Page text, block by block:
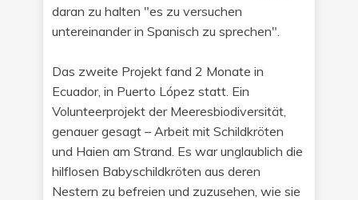
daran zu halten "es zu versuchen
untereinander in Spanisch zu sprechen".
Das zweite Projekt fand 2 Monate in
Ecuador, in Puerto López statt. Ein
Volunteerprojekt der Meeresbiodiversität,
genauer gesagt – Arbeit mit Schildkröten
und Haien am Strand. Es war unglaublich die
hilflosen Babyschildkröten aus deren
Nestern zu befreien und zuzusehen, wie sie